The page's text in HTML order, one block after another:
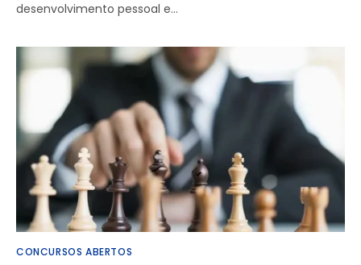
desenvolvimento pessoal e…
CONCURSOS ABERTOS